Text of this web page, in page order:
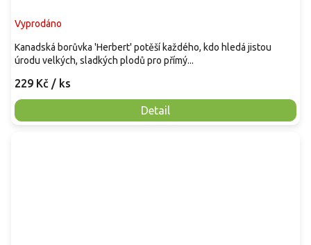
Vyprodáno
229 Kč / ks
Detail
Kanadská borůvka 'Herbert' potěší každého, kdo hledá jistou
úrodu velkých, sladkých plodů pro přímý...